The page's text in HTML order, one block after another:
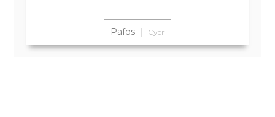
Pafos Cypr